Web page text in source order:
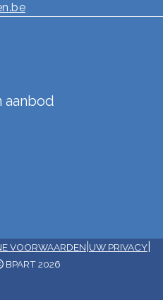
aanbod
VOORWAARDEN UW PRIVACY
BPART 2026